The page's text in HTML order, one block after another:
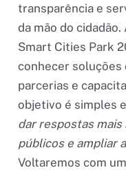
transparência e
da mão do cidadão.
Smart Cities Park
conhecer soluções
parcerias e
objetivo é simples
dar respostas
públicos e ampliar
Voltaremos com